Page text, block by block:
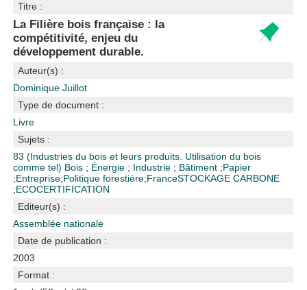
Titre :
La Filière bois française : la
compétitivité, enjeu du
développement durable.
Auteur(s) :
Dominique Juillot
Type de document :
Livre
Sujets :
83 (Industries du bois et leurs produits. Utilisation du bois
comme tel) Bois ; Énergie ; Industrie ; Bâtiment ;Papier
;Entreprise;Politique forestière;FranceSTOCKAGE CARBONE
;ECOCERTIFICATION
Editeur(s) :
Assemblée nationale
Date de publication :
2003
Format :